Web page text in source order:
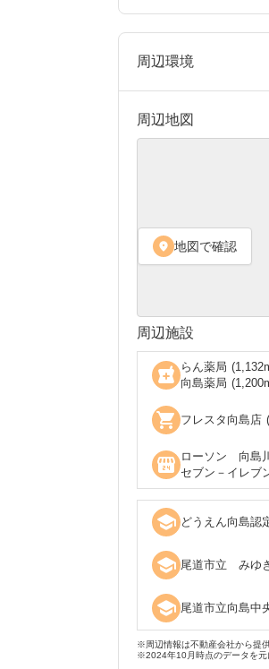
周辺環境
周辺地図
location_on 地図で確認
周辺施設
local_pharmacy らん薬局 (1,132
向島薬局 (1,200
shopping_cart フレスタ向島店 (
local_convenience_store ローソン 向島
セブン－イレ
school どうえん向島認
school 尾道市立 みゆ
school 尾道市立向島中
※周辺情報は不動産会社から提
※2024年10月時点のデータを元